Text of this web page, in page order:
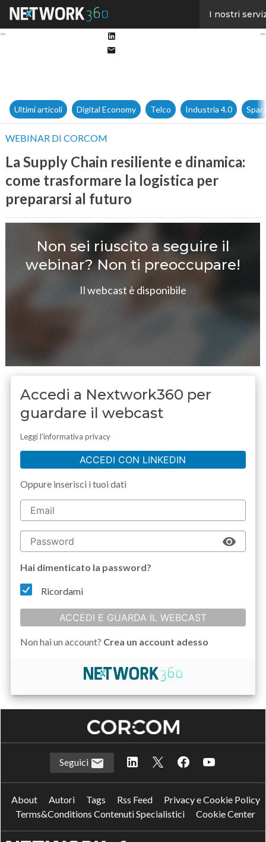
I nostri
Ultimi articoli Digital Economy Telco Industria 4.0
WEBINAR DI CORCOM
La Supply Chain resiliente e dinamica:
come trasformare la logistica per
prepararsi al futuro
Non sei riuscito a seguire il
webinar? Non ti preoccupare!
Il webcast è disponibile
Accedi a Nextwork360 per
guardare il webcast
Leggi l'informativa privacy
ACCEDI CON LINKEDIN
Oppure inserisci i tuoi dati
Hai dimenticato la password?
Ricordami
ACCEDI E GUARDA IL WEBCAST
Non hai un account? Crea un account adesso
Seguici
About Autori Tags Rss Feed
Privacy e Cookie Policy
Terms&Conditions Contenuti Specialistici
Cookie Center